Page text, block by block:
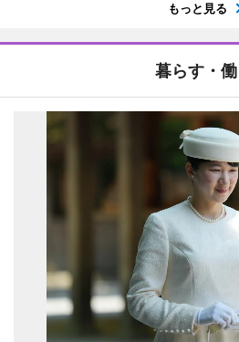
もっと見る
暮らす・働